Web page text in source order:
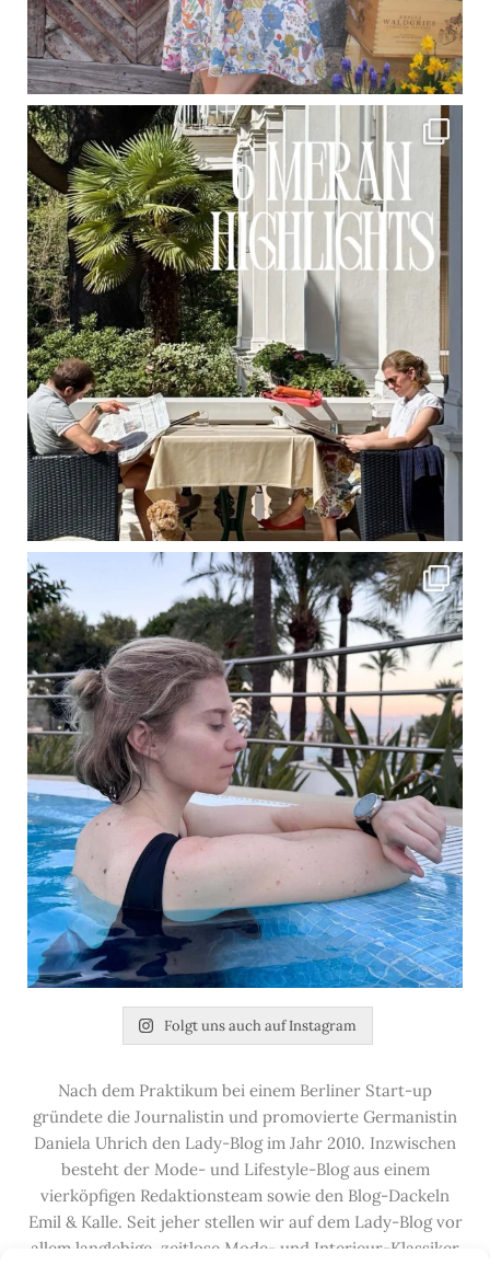
Folgt uns auch auf Instagram
Nach dem Praktikum bei einem Berliner Start-up
gründete die Journalistin und promovierte Germanistin
Daniela Uhrich den Lady-Blog im Jahr 2010. Inzwischen
besteht der Mode- und Lifestyle-Blog aus einem
vierköpfigen Redaktionsteam sowie den Blog-Dackeln
Emil & Kalle. Seit jeher stellen wir auf dem Lady-Blog vor
allem langlebige, zeitlose Mode- und Interieur-Klassiker